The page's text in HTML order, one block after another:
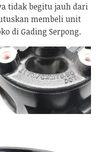
tidak begitu jauh dari
membeli unit
di Gading Serpong.